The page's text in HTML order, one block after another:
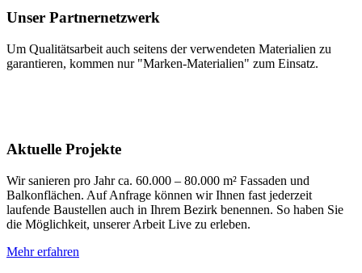
Unser Partnernetzwerk
Um Qualitätsarbeit auch seitens der verwendeten Materialien zu
garantieren, kommen nur "Marken-Materialien" zum Einsatz.
Aktuelle Projekte
Wir sanieren pro Jahr ca. 60.000 – 80.000 m² Fassaden und
Balkonflächen. Auf Anfrage können wir Ihnen fast jederzeit
laufende Baustellen auch in Ihrem Bezirk benennen. So haben Sie
die Möglichkeit, unserer Arbeit Live zu erleben.
Mehr erfahren